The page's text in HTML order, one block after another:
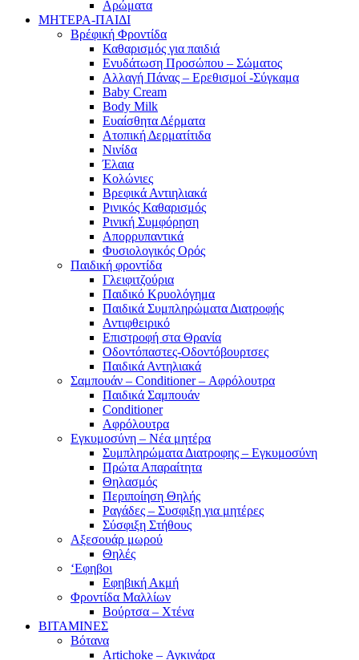
Αρώματα
ΜΗΤΕΡΑ-ΠΑΙΔΙ
Βρέφική Φροντίδα
Καθαρισμός για παιδιά
Ενυδάτωση Προσώπου – Σώματος
Αλλαγή Πάνας – Ερεθισμοί -Σύγκαμα
Baby Cream
Body Milk
Ευαίσθητα Δέρματα
Ατοπική Δερματίτιδα
Νινίδα
Έλαια
Κολώνιες
Βρεφικά Αντιηλιακά
Ρινικός Καθαρισμός
Ρινική Συμφόρηση
Απορρυπαντικά
Φυσιολογικός Ορός
Παιδική φροντίδα
Γλειφιτζούρια
Παιδικό Κρυολόγημα
Παιδικά Συμπληρώματα Διατροφής
Αντιφθειρικό
Επιστροφή στα Θρανία
Οδοντόπαστες-Οδοντόβουρτσες
Παιδικά Αντηλιακά
Σαμπουάν – Conditioner – Αφρόλουτρα
Παιδικά Σαμπουάν
Conditioner
Αφρόλουτρα
Εγκυμοσύνη – Νέα μητέρα
Συμπληρώματα Διατροφης – Εγκυμοσύνη
Πρώτα Απαραίτητα
Θηλασμός
Περιποίηση Θηλής
Ραγάδες – Συσφιξη για μητέρες
Σύσφιξη Στήθους
Αξεσουάρ μωρού
Θηλές
‘Εφηβοι
Εφηβική Ακμή
Φροντίδα Μαλλίων
Βούρτσα – Χτένα
ΒΙΤΑΜΙΝΕΣ
Βότανα
Artichoke – Αγκινάρα